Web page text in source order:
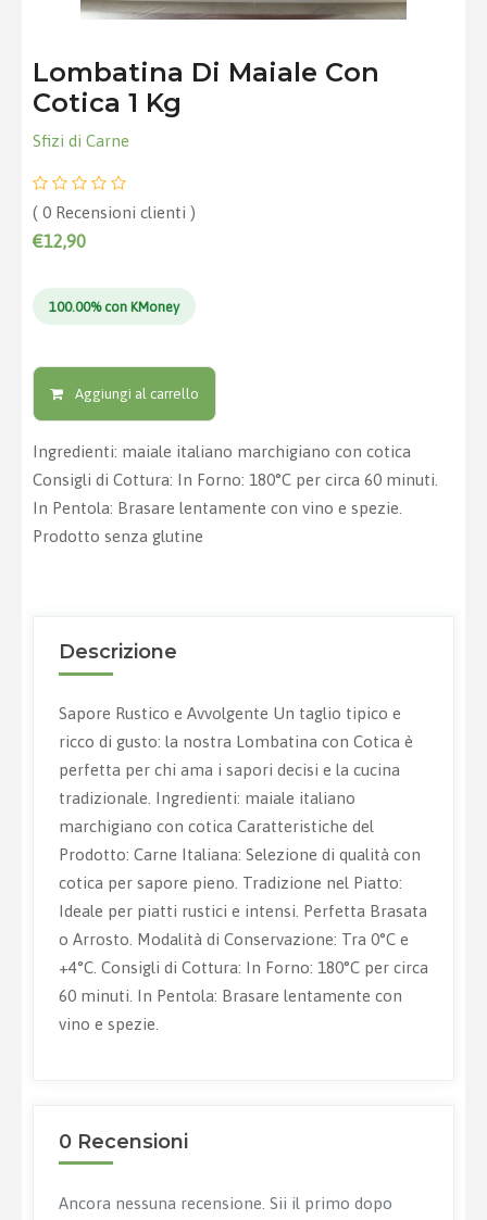
Lombatina Di Maiale Con
Cotica 1 Kg
Sfizi di Carne
( 0 Recensioni clienti )
€12,90
100.00% con KMoney
Aggiungi al carrello
Ingredienti: maiale italiano marchigiano con cotica
Consigli di Cottura: In Forno: 180°C per circa 60 minuti.
In Pentola: Brasare lentamente con vino e spezie.
Prodotto senza glutine
Descrizione
Sapore Rustico e Avvolgente Un taglio tipico e
ricco di gusto: la nostra Lombatina con Cotica è
perfetta per chi ama i sapori decisi e la cucina
tradizionale. Ingredienti: maiale italiano
marchigiano con cotica Caratteristiche del
Prodotto: Carne Italiana: Selezione di qualità con
cotica per sapore pieno. Tradizione nel Piatto:
Ideale per piatti rustici e intensi. Perfetta Brasata
o Arrosto. Modalità di Conservazione: Tra 0°C e
+4°C. Consigli di Cottura: In Forno: 180°C per circa
60 minuti. In Pentola: Brasare lentamente con
vino e spezie.
0 Recensioni
Ancora nessuna recensione. Sii il primo dopo